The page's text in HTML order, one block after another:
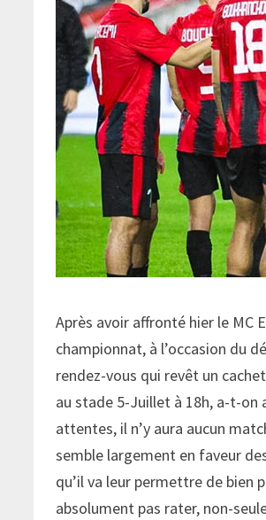
Après avoir affronté hier le MC
championnat, à l’occasion du
rendez-vous qui revêt un
au stade 5-Juillet à 18h, a-t-
attentes, il n’y aura aucun
semble largement en faveur
qu’il va leur permettre de bien
absolument pas rater, non-